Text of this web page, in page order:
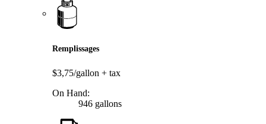
Remplissages
$3,75/gallon + tax
On Hand:
946 gallons